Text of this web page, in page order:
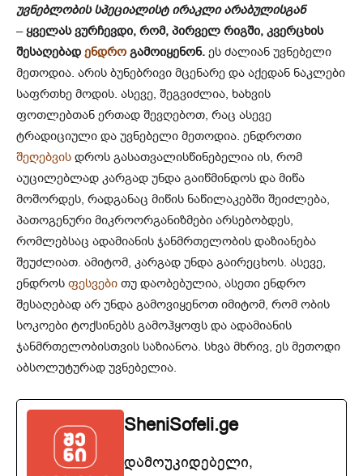
უვნებლობის სპეციალისტ ირაკლი არაბულისგან
–ყველას ვურჩევდი, რომ, პირველ რიგში, კვერცხის
შესაღებად ენდროგამოიყენონ. ეს ძალიან უვნებელი
მეთოდია. არის ბუნებრივი მცენარე და აქედან ნაკლები
საფრთხე მოდის. ასევე, შეგვიძლია, ხახვის
ფოთლებთან ერთად შევღებოთ, რაც ასევე
ტრადიციული და უვნებელი მეთოდია. ენდროთი
შეღებვის დროს გასათვალისწინებელია ის, რომ
აუცილებლად კარგად უნდა გაიწმინდოს და მიწა
მოშორდეს, რადგანაც მიწის ნაწილაკებში შეიძლება,
პათოგენური მიკროორგანიზმები არსებობდეს,
რომლებსაც ადამიანის ჯანმრთელობის დაზიანება
შეუძლიათ. ამიტომ, კარგად უნდა გაირეცხოს. ასევე,
ენდროს ფესვები თუ დაობებულია, ასეთი ენდრო
შესაღებად არ უნდა გამოვიყენოთ იმიტომ, რომ ობის
სოკოები ტოქსინებს გამოჰყოფს და ადამიანის
ჯანმრთელობისთვის საზიანოა. სხვა მხრივ, ეს მეთოდი
აბსოლუტურად უვნებელია.
SheniSofeli.ge
დამოუკიდებელი,